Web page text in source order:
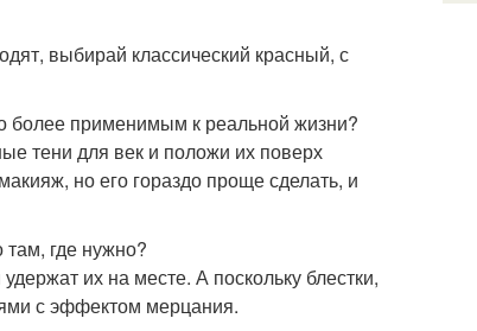
выбирай классический красный, с
более применимым к реальной жизни?
тени для век и положи их поверх
но его гораздо проще сделать, и
там, где нужно?
их на месте. А поскольку блестки,
с эффектом мерцания.